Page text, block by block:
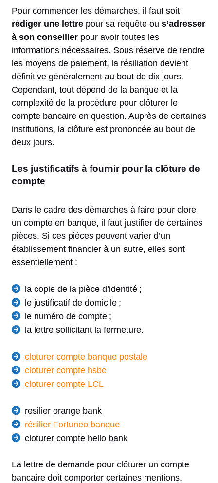
Pour commencer les démarches, il faut soit
rédiger une lettre pour sa requête ou s’adresser
à son conseiller pour avoir toutes les
informations nécessaires. Sous réserve de rendre
les moyens de paiement, la résiliation devient
définitive généralement au bout de dix jours.
Cependant, tout dépend de la banque et la
complexité de la procédure pour clôturer le
compte bancaire en question. Auprès de certaines
institutions, la clôture est prononcée au bout de
deux jours.
Les justificatifs à fournir pour la clôture de
compte
Dans le cadre des démarches à faire pour clore
un compte en banque, il faut justifier de certaines
pièces. Si ces pièces peuvent varier d’un
établissement financier à un autre, elles sont
essentiellement :
la copie de la pièce d’identité ;
le justificatif de domicile ;
le numéro de compte ;
la lettre sollicitant la fermeture.
cloturer compte banque postale
cloturer compte hsbc
cloturer compte LCL
resilier orange bank
résilier Fortuneo banque
cloturer compte hello bank
La lettre de demande pour clôturer un compte
bancaire doit comporter certaines mentions.